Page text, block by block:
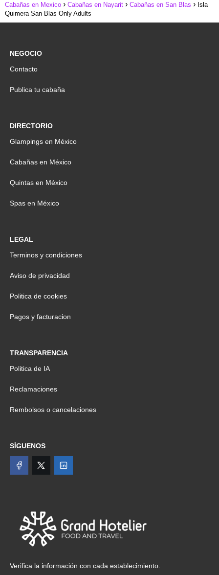
Cabañas en Mexico Cabañas en Nayarit Cabañas en San Blas
Isla
Quimera San Blas Only Adults
NEGOCIO
Contacto
Publica tu cabaña
DIRECTORIO
Glampings en México
Cabañas en México
Quintas en México
Spas en México
LEGAL
Terminos y condiciones
Aviso de privacidad
Politica de cookies
Pagos y facturacion
TRANSPARENCIA
Politica de IA
Reclamaciones
Rembolsos o cancelaciones
SÍGUENOS
Verifica la información con cada establecimiento.